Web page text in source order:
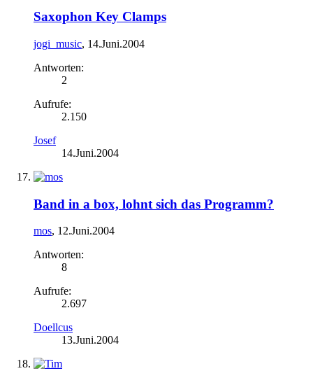
Saxophon Key Clamps
jogi_music, 14.Juni.2004
Antworten:
2
Aufrufe:
2.150
Josef
14.Juni.2004
Band in a box, lohnt sich das Programm?
mos, 12.Juni.2004
Antworten:
8
Aufrufe:
2.697
Doellcus
13.Juni.2004